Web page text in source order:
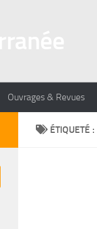
Ouvrages & Revues
ÉTIQUETÉ :